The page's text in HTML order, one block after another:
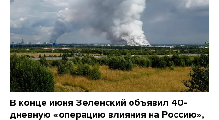
В конце июня Зеленский объявил 40-
дневную «операцию влияния на Россию»,